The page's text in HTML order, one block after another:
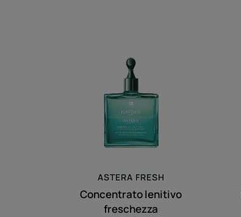
freschezza
ASTERA FRESH
Concentrato lenitivo
freschezza